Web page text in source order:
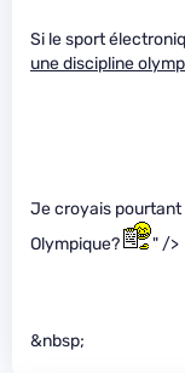
Si le sport
une discipline
Je croyais pourtant
Olympique?
" />
&nbsp;